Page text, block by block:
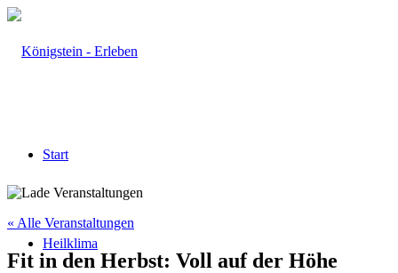
Start
Heilklima
« Alle Veranstaltungen
Fit in den Herbst: Voll auf der Höhe